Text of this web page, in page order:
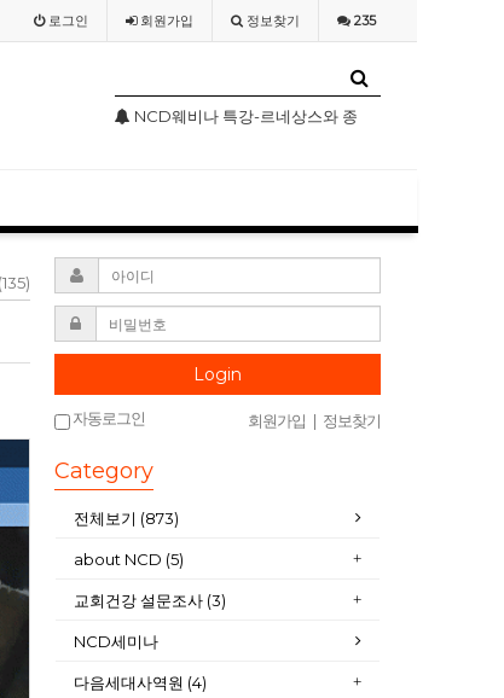
로그인 회원가입 정보찾기 235
NCD웨비나(WEBINAR) 2020 4월 특별 강의
Login
자동로그인 회원가입 | 정보찾기
Category
전체보기 (873)
about NCD (5)
교회건강 설문조사 (3)
NCD세미나
다음세대사역원 (4)